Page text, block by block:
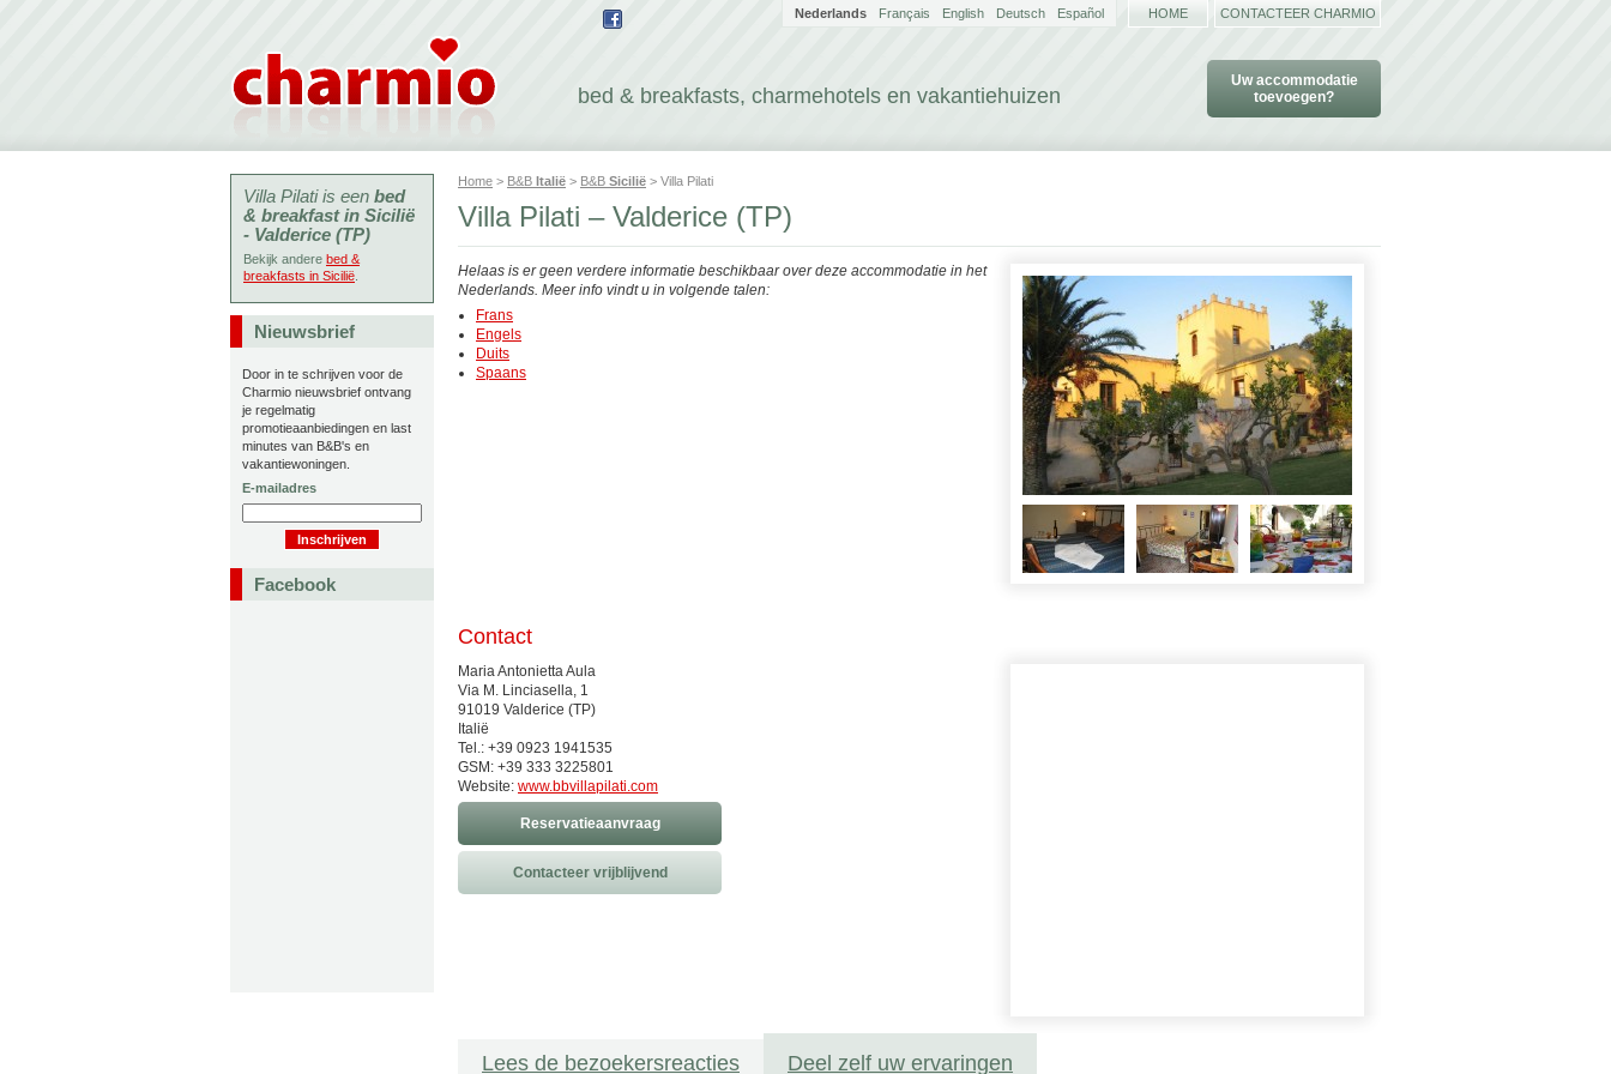
bed & breakfasts, charmehotels en vakantiehuizen
Uw accommodatie
toevoegen?
Nederlands Français English Deutsch Español HOME CONTACTEER CHARMIO
Home > B&B Italië > B&B Sicilië > Villa Pilati
Villa Pilati – Valderice (TP)
Helaas is er geen verdere informatie beschikbaar over deze accommodatie in het
Nederlands. Meer info vindt u in volgende talen:
Frans
Engels
Duits
Spaans
Contact
Maria Antonietta Aula
Via M. Linciasella, 1
91019 Valderice (TP)
Italië
Tel.: +39 0923 1941535
GSM: +39 333 3225801
Website: www.bbvillapilati.com
Reservatieaanvraag
Contacteer vrijblijvend
Lees de bezoekersreacties Deel zelf uw ervaringen
Villa Pilati is een bed
& breakfast in Sicilië
- Valderice (TP)
Bekijk andere bed &
breakfasts in Sicilië
Nieuwsbrief
Door in te schrijven voor de
Charmio nieuwsbrief ontvang
je regelmatig
promotieaanbiedingen en last
minutes van B&B's en
vakantiewoningen.
E-mailadres
Facebook